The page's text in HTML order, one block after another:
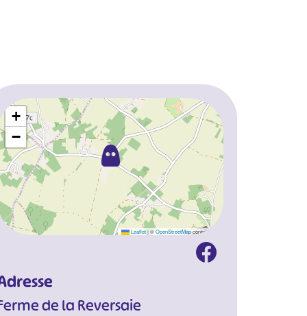
+
−
Leaflet|©OpenStreetMapcontributors
de la Reversaie